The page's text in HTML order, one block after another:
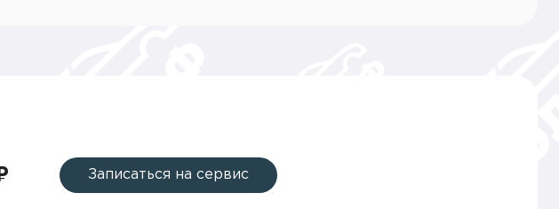
Записаться на сервис